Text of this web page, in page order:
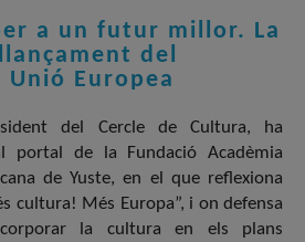
a un futur millor. La
del
Europea
del Cercle de Cultura, ha
portal de la Fundació Acadèmia
de Yuste, en el que reflexiona
cultura! Més Europa”, i on defensa
la cultura en els plans